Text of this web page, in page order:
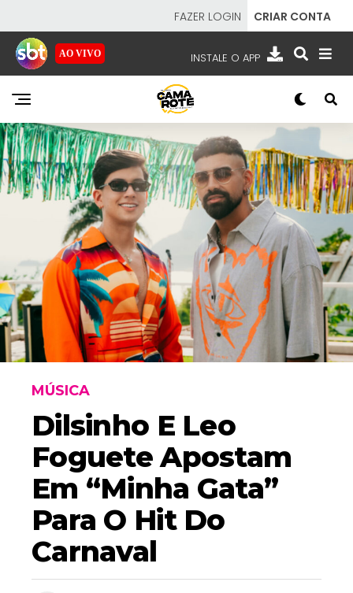
FAZER LOGIN CRIAR CONTA
AO VIVO INSTALE O APP
EMISSORAS
NOSSAS REDES APP TV SBT
SBT- SISTEMA BRASILEIRO DE TELEVISÃO
MÚSICA
Dilsinho E Leo
Foguete Apostam
Em “Minha Gata”
Para O Hit Do
Carnaval